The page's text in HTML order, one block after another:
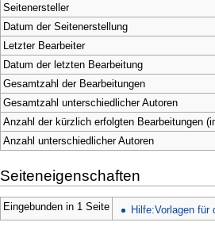
Seitenersteller
Datum der Seitenerstellung
Letzter Bearbeiter
Datum der letzten Bearbeitung
Gesamtzahl der Bearbeitungen
Gesamtzahl unterschiedlicher Autoren
Anzahl der kürzlich erfolgten Bearbeitungen
Anzahl unterschiedlicher Autoren
Seiteneigenschaften
Eingebunden in 1 Seite Hilfe:Vorlagen für